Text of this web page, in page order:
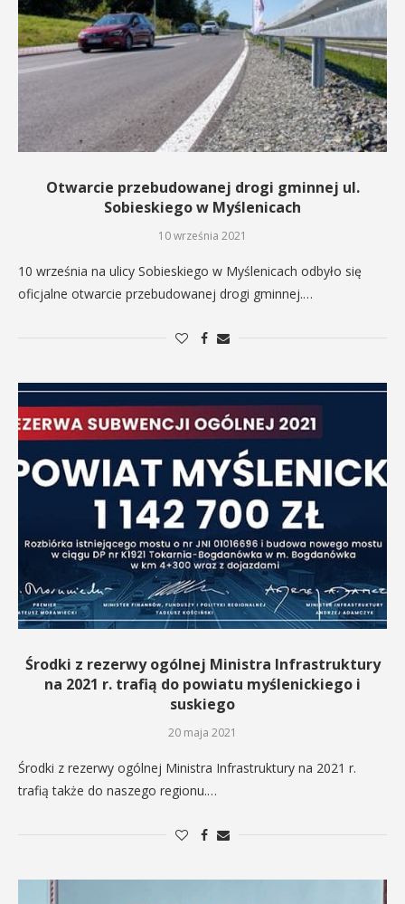
Otwarcie przebudowanej drogi gminnej ul.
Sobieskiego w Myślenicach
10 września 2021
10 września na ulicy Sobieskiego w Myślenicach odbyło się
oficjalne otwarcie przebudowanej drogi gminnej.…
Środki z rezerwy ogólnej Ministra Infrastruktury
na 2021 r. trafią do powiatu myślenickiego i
suskiego
20 maja 2021
Środki z rezerwy ogólnej Ministra Infrastruktury na 2021 r.
trafią także do naszego regionu.…